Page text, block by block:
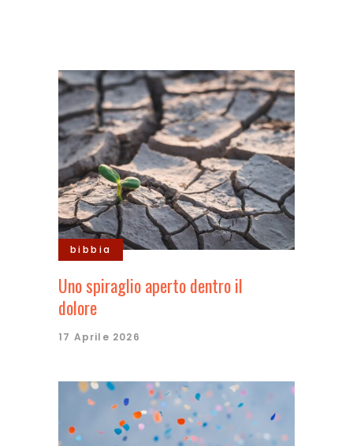
bibbia
Uno spiraglio aperto dentro il
dolore
17 Aprile 2026